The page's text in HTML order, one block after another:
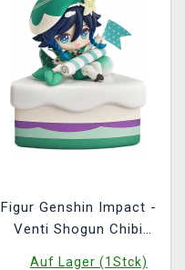
Figur Genshin Impact -
Venti Shogun Chibi
Auf Lager (1Stck)